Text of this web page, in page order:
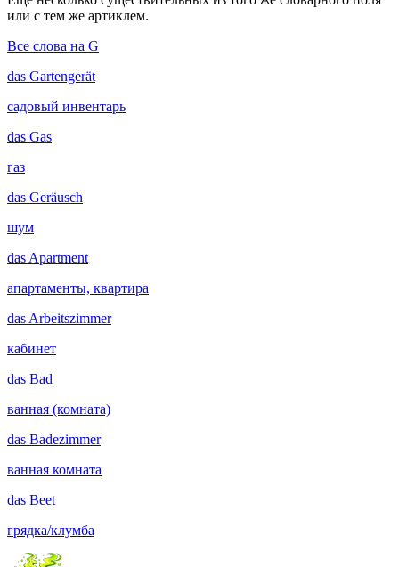
или с тем же артиклем.
Все слова на G
das Gartengerät
садовый инвентарь
das Gas
газ
das Geräusch
шум
das Apartment
апартаменты, квартира
das Arbeitszimmer
кабинет
das Bad
ванная (комната)
das Badezimmer
ванная комната
das Beet
грядка/клумба